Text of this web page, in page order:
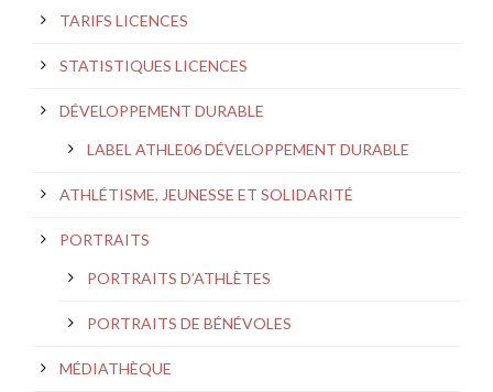
TARIFS LICENCES
STATISTIQUES LICENCES
DÉVELOPPEMENT DURABLE
LABEL ATHLE06 DÉVELOPPEMENT DURABLE
ATHLÉTISME, JEUNESSE ET SOLIDARITÉ
PORTRAITS
PORTRAITS D’ATHLÈTES
PORTRAITS DE BÉNÉVOLES
MÉDIATHÈQUE